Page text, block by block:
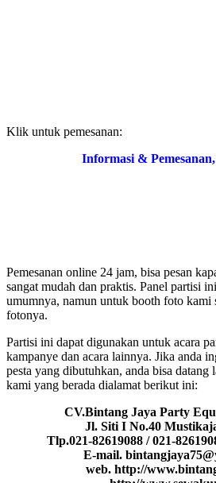
Klik untuk pemesanan:
Informasi & Pemesanan,
Pemesanan online 24 jam, bisa pesan
sangat mudah dan praktis. Panel partisi
umumnya, namun untuk booth foto kami
fotonya.
Partisi ini dapat digunakan untuk acara
kampanye dan acara lainnya. Jika anda
pesta yang dibutuhkan, anda bisa datang
kami yang berada dialamat berikut ini:
CV.Bintang Jaya Party
Jl. Siti I No.40
Tlp.021-82619088 / 021-
E-mail.
web. http://